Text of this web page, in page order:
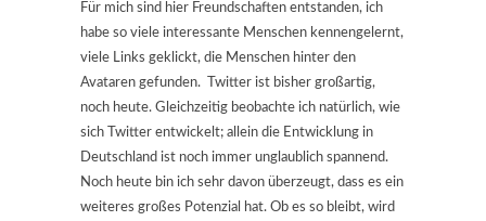
Für mich sind hier Freundschaften entstanden, ich
habe so viele interessante Menschen kennengelernt,
viele Links geklickt, die Menschen hinter den
Avataren gefunden. Twitter ist bisher großartig,
noch heute. Gleichzeitig beobachte ich natürlich, wie
sich Twitter entwickelt; allein die Entwicklung in
Deutschland ist noch immer unglaublich spannend.
Noch heute bin ich sehr davon überzeugt, dass es ein
weiteres großes Potenzial hat. Ob es so bleibt, wird